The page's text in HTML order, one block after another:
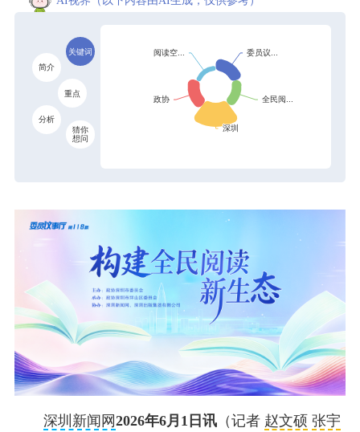
关键词
简介
重点
分析
猜你
想问
深圳新闻网2026年6月1日讯（记者 赵文硕 张宇